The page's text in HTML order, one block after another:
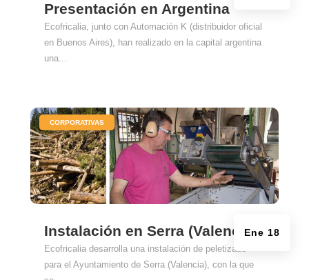
Presentación en Argentina
Ecofricalia, junto con Automación K (distribuidor oficial
en Buenos Aires), han realizado en la capital argentina
una...
Instalación en Serra (Valencia)Ene 18
CORPORATIVAS
Ecofricalia desarrolla una instalación de peletizado
para el Ayuntamiento de Serra (Valencia), con la que